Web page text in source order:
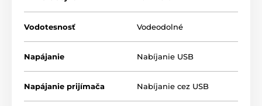
Vodotesnosť Vodeodolné
Napájanie Nabíjanie USB
Napájanie prijímača Nabíjanie cez USB